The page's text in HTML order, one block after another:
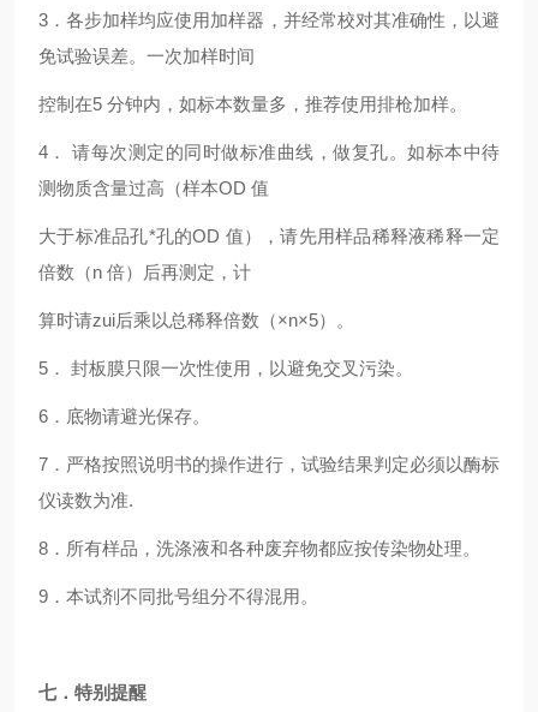
3 ．各步加样均应使用加样器，并经常校对其准确性，以避
免试验误差。一次加样时间
控制在5 分钟内，如标本数量多，推荐使用排枪加样。
4 ． 请每次测定的同时做标准曲线，做复孔。如标本中待
测物质含量过高（样本OD 值
大于标准品孔*孔的OD 值），请先用样品稀释液稀释一定
倍数（n 倍）后再测定，计
算时请zui后乘以总稀释倍数（×n×5）。
5 ． 封板膜只限一次性使用，以避免交叉污染。
6 ．底物请避光保存。
7 ．严格按照说明书的操作进行，试验结果判定必须以酶标
仪读数为准.
8 ．所有样品，洗涤液和各种废弃物都应按传染物处理。
9 ．本试剂不同批号组分不得混用。
七．特别提醒